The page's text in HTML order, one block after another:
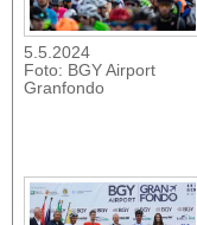
5.5.2024
Foto: BGY Airport
Granfondo